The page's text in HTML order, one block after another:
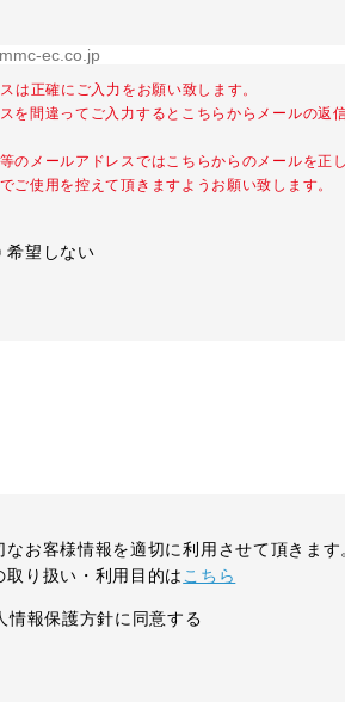
は正確にご入力をお願い致します。
を間違ってご入力するとこちらからメールの返
のメールアドレスではこちらからのメールを正
ご使用を控えて頂きますようお願い致します。
希望しない
お客様情報を適切に利用させて頂きます
取り扱い・利用目的は こちら
情報保護方針に同意する